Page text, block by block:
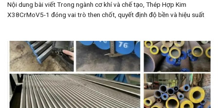
Nội dung bài viết Trong ngành cơ khí và chế tạo, Thép Hợp Kim
X38CrMoV5-1 đóng vai trò then chốt, quyết định độ bền và hiệu suất